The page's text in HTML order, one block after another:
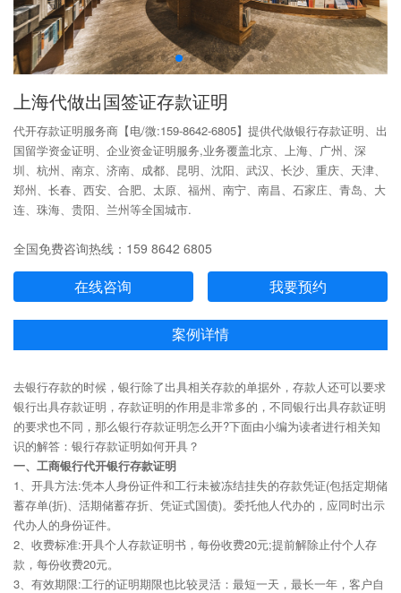
上海代做出国签证存款证明
代开存款证明服务商【电/微:159-8642-6805】提供代做银行存款证明、出
国留学资金证明、企业资金证明服务,业务覆盖北京、上海、广州、深
圳、杭州、南京、济南、成都、昆明、沈阳、武汉、长沙、重庆、天津、
郑州、长春、西安、合肥、太原、福州、南宁、南昌、石家庄、青岛、大
连、珠海、贵阳、兰州等全国城市.
全国免费咨询热线：159 8642 6805
在线咨询 我要预约
案例详情
去银行存款的时候，银行除了出具相关存款的单据外，存款人还可以要求
银行出具存款证明，存款证明的作用是非常多的，不同银行出具存款证明
的要求也不同，那么银行存款证明怎么开?下面由小编为读者进行相关知
识的解答：银行存款证明如何开具？
一、工商银行代开银行存款证明
1、开具方法:凭本人身份证件和工行未被冻结挂失的存款凭证(包括定期储
蓄存单(折)、活期储蓄存折、凭证式国债)。委托他人代办的，应同时出示
代办人的身份证件。
2、收费标准:开具个人存款证明书，每份收费20元;提前解除止付个人存
款，每份收费20元。
3、有效期限:工行的证明期限也比较灵活：最短一天，最长一年，客户自